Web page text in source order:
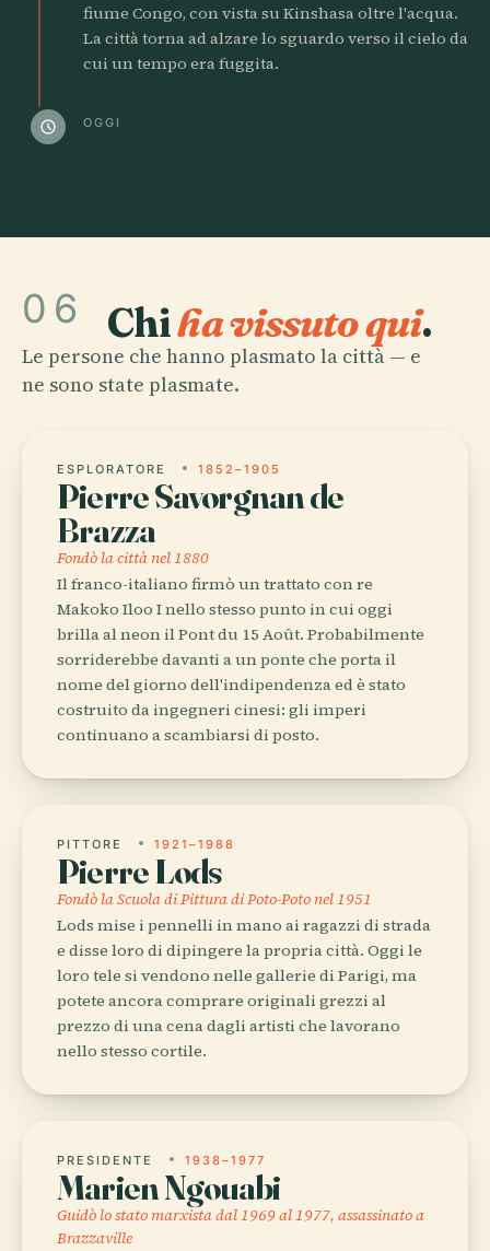
fiume Congo, con vista su Kinshasa oltre l'acqua.
La città torna ad alzare lo sguardo verso il cielo da
cui un tempo era fuggita.
schedule OGGI
06 Chiha vissuto qui.
Le persone che hanno plasmato la città — e
ne sono state plasmate.
ESPLORATORE 1852–1905
Pierre Savorgnan de
Brazza
Fondò la città nel 1880
Il franco-italiano firmò un trattato con re
Makoko Iloo I nello stesso punto in cui oggi
brilla al neon il Pont du 15 Août. Probabilmente
sorriderebbe davanti a un ponte che porta il
nome del giorno dell'indipendenza ed è stato
costruito da ingegneri cinesi: gli imperi
continuano a scambiarsi di posto.
PITTORE 1921–1988
Pierre Lods
Fondò la Scuola di Pittura di Poto-Poto nel 1951
Lods mise i pennelli in mano ai ragazzi di strada
e disse loro di dipingere la propria città. Oggi le
loro tele si vendono nelle gallerie di Parigi, ma
potete ancora comprare originali grezzi al
prezzo di una cena dagli artisti che lavorano
nello stesso cortile.
PRESIDENTE 1938–1977
Marien Ngouabi
Guidò lo stato marxista dal 1969 al 1977, assassinato a
Brazzaville